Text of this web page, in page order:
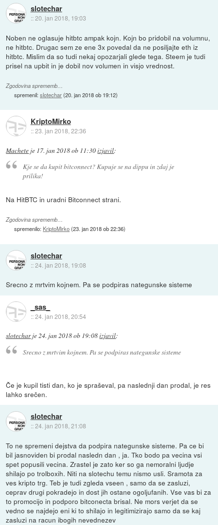
slotechar
::20. jan 2018, 19:03
Noben ne oglasuje hitbtc ampak kojn. Kojn bo pridobil na volumnu,
ne hitbtc. Drugac sem ze ene 3x povedal da ne posiljajte eth iz
hitbtc. Mislim da so tudi nekaj opozarjali glede tega. Steem je tudi
prisel na upbit in je dobil nov volumen in visjo vrednost.
Zgodovina sprememb…
spremenil:slotechar(20. jan 2018 ob 19:12)
KriptoMirko
::23. jan 2018, 22:36
Machete je 17. jan 2018 ob 11:30izjavil:
Kje se da kupit bitconnect? Kupuje se na dippu in zdaj je
prilika!
Na HitBTC in uradni Bitconnect strani.
Zgodovina sprememb…
spremenilo: KriptoMirko(23. jan 2018 ob 22:36)
slotechar
::24. jan 2018, 19:08
Srecno z mrtvim kojnem. Pa se podpiras nategunske sisteme
_sas_
::24. jan 2018, 20:54
slotecharje24. jan 2018 ob 19:08izjavil:
Srecno z mrtvim kojnem. Pa se podpiras nategunske sisteme
Če je kupil tisti dan, ko je spraševal, pa naslednji dan prodal, je res
lahko srečen.
slotechar
::24. jan 2018, 21:08
To ne spremeni dejstva da podpira nategunske sisteme. Pa ce bi
bil jasnoviden bi prodal nasledn dan , ja. Tko bodo pa vecina vsi
spet popusili vecina. Zrastel je zato ker so ga nemoralni ljudje
shilajo po trolboxih. Niti na slotechu temu nismo usli. Sramota za
ves kripto trg. Teb je tudi zgleda vseen , samo da se zasluzi,
ceprav drugi pokradejo in dost jih ostane ogoljufanih. Vse vas bi za
to promocijo in podporo bitconecta brisal. Ne mors verjet da se
vedno se najdejo eni ki to shilajo in legitimizirajo samo da se kaj
zasluzi na racun ibogih nevednezev